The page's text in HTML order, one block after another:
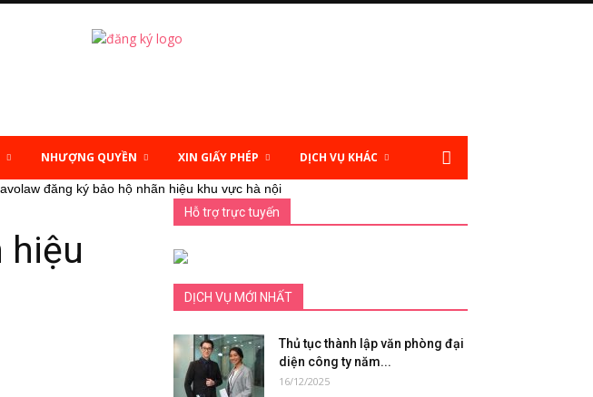
NHƯỢNG QUYỀN XIN GIẤY PHÉP DỊCH VỤ KHÁC
đăng ký bảo hộ nhãn hiệu khu vực hà nội
hiệu
Hỗ trợ trực tuyến
DỊCH VỤ MỚI NHẤT
Thủ tục thành lập văn phòng đại
diện công ty năm...
16/12/2025